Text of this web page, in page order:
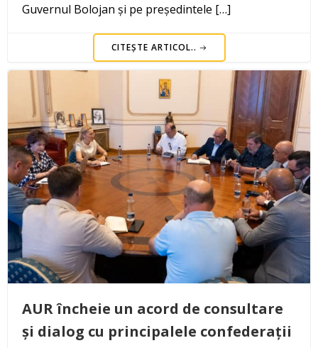
Guvernul Bolojan și pe președintele […]
CITEȘTE ARTICOL..
AUR încheie un acord de consultare
și dialog cu principalele confederații